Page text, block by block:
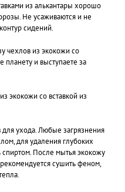
из алькантары хорошо
Не усаживаются и не
сидений.
чехлов из экокожи со
планету и выступаете за
экокожи со вставкой из
ухода. Любые загрязнения
для удаления глубоких
После мытья экокожу
сушить феном,